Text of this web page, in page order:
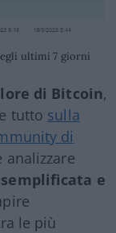
ultimi 7 giorni
di Bitcoin,
tutto sulla
di
analizzare
e
le più